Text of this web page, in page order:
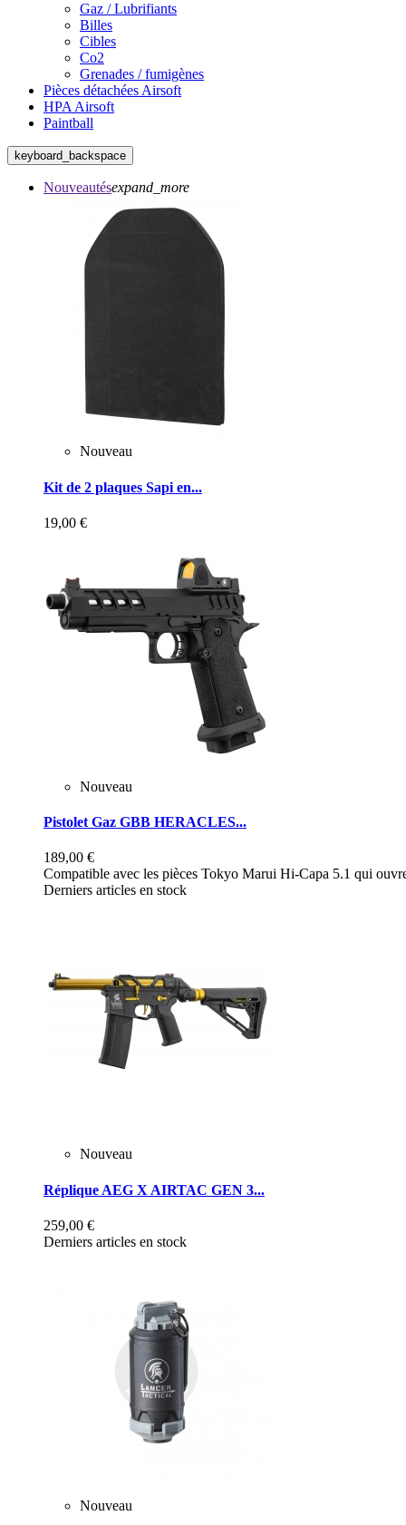
Gaz / Lubrifiants
Billes
Cibles
Co2
Grenades / fumigènes
Pièces détachées Airsoft
HPA Airsoft
Paintball
keyboard_backspace
Nouveautésexpand_more
Nouveau
Kit de 2 plaques Sapi en...
19,00 €
Nouveau
Pistolet Gaz GBB HERACLES...
189,00 €
Compatible avec les pièces Tokyo Marui Hi-Capa 5.1 qui
Derniers articles en stock
Nouveau
Réplique AEG X AIRTAC GEN 3...
259,00 €
Derniers articles en stock
Nouveau